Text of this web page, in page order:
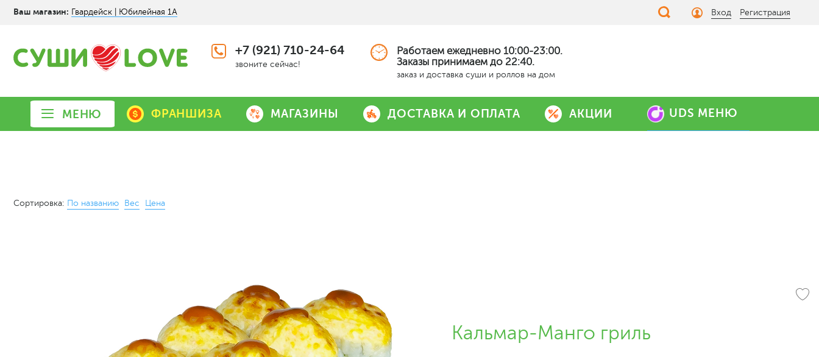
Ваш магазин: Гвардейск | Юбилейная 1А Вход Регистрация
+7 (921) 710-24-64
звоните сейчас!
Работаем ежедневно 10:00-23:00.
Заказы принимаем до 22:40.
заказ и доставка суши и роллов на дом
МЕНЮ ФРАНШИЗА МАГАЗИНЫ ДОСТАВКА И ОПЛАТА АКЦИИ UDS МЕНЮ
Сортировка: По названию Вес Цена
Кальмар-Манго гриль